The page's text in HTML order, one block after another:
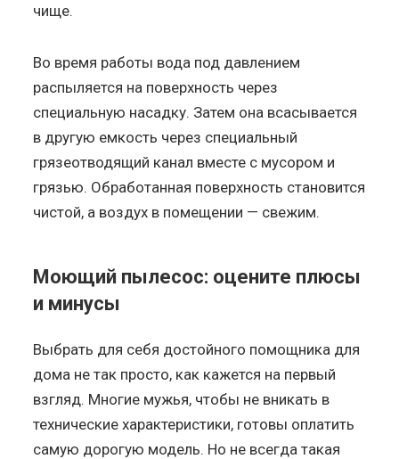
чище.
Во время работы вода под давлением
распыляется на поверхность через
специальную насадку. Затем она всасывается
в другую емкость через специальный
грязеотводящий канал вместе с мусором и
грязью. Обработанная поверхность становится
чистой, а воздух в помещении — свежим.
Моющий пылесос: оцените плюсы
и минусы
Выбрать для себя достойного помощника для
дома не так просто, как кажется на первый
взгляд. Многие мужья, чтобы не вникать в
технические характеристики, готовы оплатить
самую дорогую модель. Но не всегда такая